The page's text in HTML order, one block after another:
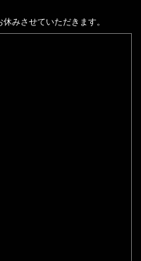
みさせていただきます。